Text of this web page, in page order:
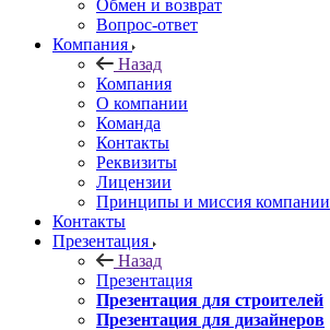
Обмен и возврат
Вопрос-ответ
Компания
Назад
Компания
О компании
Команда
Контакты
Реквизиты
Лицензии
Принципы и миссия компании
Контакты
Презентация
Назад
Презентация
Презентация для строителей
Презентация для дизайнеров